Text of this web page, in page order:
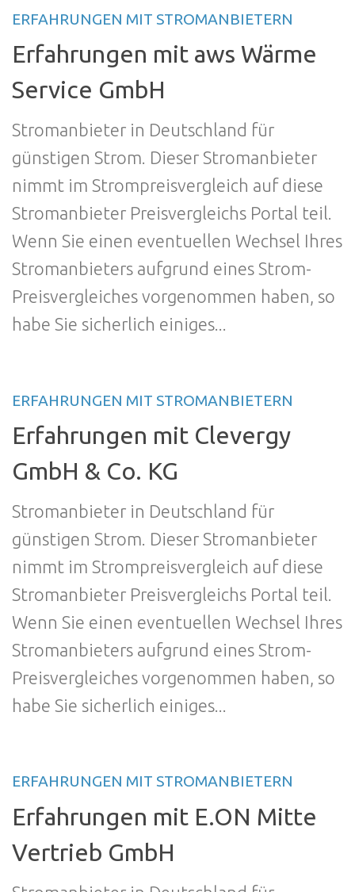
ERFAHRUNGEN MIT STROMANBIETERN
Erfahrungen mit aws Wärme
Service GmbH
Stromanbieter in Deutschland für
günstigen Strom. Dieser Stromanbieter
nimmt im Strompreisvergleich auf diese
Stromanbieter Preisvergleichs Portal teil.
Wenn Sie einen eventuellen Wechsel Ihres
Stromanbieters aufgrund eines Strom-
Preisvergleiches vorgenommen haben, so
habe Sie sicherlich einiges...
ERFAHRUNGEN MIT STROMANBIETERN
Erfahrungen mit Clevergy
GmbH & Co. KG
Stromanbieter in Deutschland für
günstigen Strom. Dieser Stromanbieter
nimmt im Strompreisvergleich auf diese
Stromanbieter Preisvergleichs Portal teil.
Wenn Sie einen eventuellen Wechsel Ihres
Stromanbieters aufgrund eines Strom-
Preisvergleiches vorgenommen haben, so
habe Sie sicherlich einiges...
ERFAHRUNGEN MIT STROMANBIETERN
Erfahrungen mit E.ON Mitte
Vertrieb GmbH